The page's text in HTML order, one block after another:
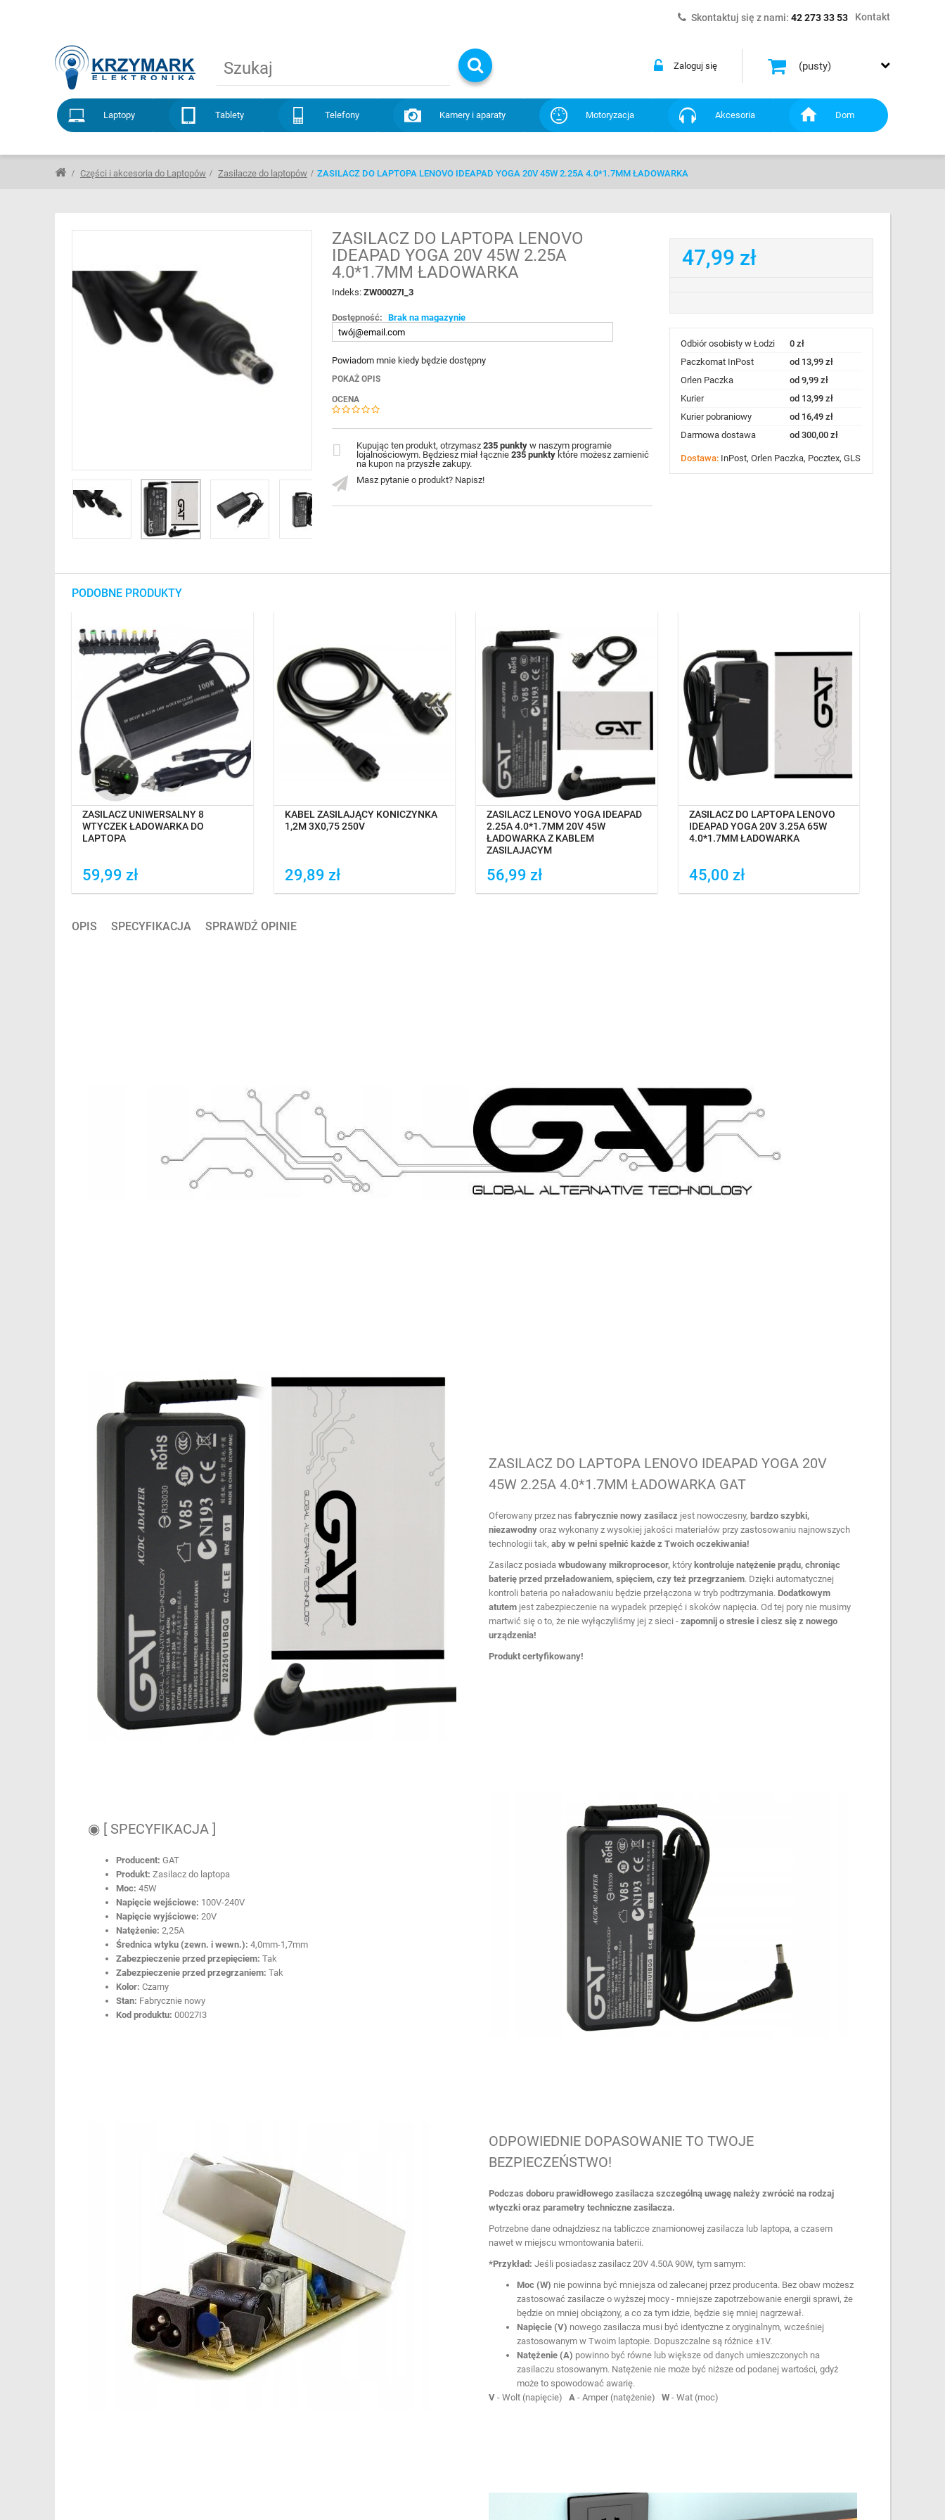
Kontakt
Skontaktuj się z nami: 42 273 33 53
(pusty)
Zaloguj się
Laptopy Tablety Telefony Kamery i aparaty Motoryzacja Akcesoria Dom
Części i akcesoria do Laptopów Zasilacze do laptopów ZASILACZ DO LAPTOPA LENOVO IDEAPAD YOGA 20V 45W 2.25A 4.0*1.7MM ŁADOWARKA
ZASILACZ DO LAPTOPA LENOVO
IDEAPAD YOGA 20V 45W 2.25A
4.0*1.7MM ŁADOWARKA
Indeks:ZW00027I_3
Dostępność: Brak na magazynie
Powiadom mnie kiedy będzie dostępny
POKAŻ OPIS
OCENA
Masz pytanie o produkt? Napisz!
Kupując ten produkt, otrzymasz235 punkty w naszym programie
lojalnościowym. Będziesz miał łącznie235 punkty które możesz zamienić
na kupon na przyszłe zakupy.
47,99 zł
Odbiór osobisty w Łodzi
0 zł
Paczkomat InPost
od 13,99 zł
Orlen Paczka
od 9,99 zł
Kurier
od 13,99 zł
Kurier pobraniowy
od 16,49 zł
Darmowa dostawa
od 300,00 zł
Dostawa: InPost, Orlen Paczka, Pocztex, GLS
PODOBNE PRODUKTY
ZASILACZ UNIWERSALNY 8
WTYCZEK ŁADOWARKA DO
LAPTOPA
59,99 zł
NA MAGAZYNIE
Dodaj do porówania
KABEL ZASILAJĄCY KONICZYNKA
1,2M 3X0,75 250V
29,89 zł
NA MAGAZYNIE
Dodaj do porówania
ZASILACZ LENOVO YOGA IDEAPAD
2.25A 4.0*1.7MM 20V 45W
ŁADOWARKA Z KABLEM
ZASILAJĄCYM
56,99 zł
OCZEKIWANIE NA DOSTAWĘ
Dodaj do porówania
ZASILACZ DO LAPTOPA LENOVO
IDEAPAD YOGA 20V 3.25A 65W
4.0*1.7MM ŁADOWARKA
45,00 zł
OCZEKIWANIE NA DOSTAWĘ
Dodaj do porówania
OPIS SPECYFIKACJA SPRAWDŹ OPINIE
ZASILACZ DO LAPTOPA LENOVO IDEAPAD YOGA 20V
45W 2.25A 4.0*1.7MM ŁADOWARKA GAT
Oferowany przez nas fabrycznie nowy zasilaczjest nowoczesny, bardzo szybki,
niezawodnyoraz wykonany z wysokiej jakości materiałów przy zastosowaniu najnowszych
technologii tak, aby w pełni spełnić każde z Twoich oczekiwania!
Zasilacz posiada wbudowany mikroprocesor,który kontroluje natężenie prądu, chroniąc
baterię przed przeładowaniem, spięciem, czy też przegrzaniem. Dzięki automatycznej
kontroli bateria po naładowaniu będzie przełączona w tryb podtrzymania. Dodatkowym
atutemjest zabezpieczenie na wypadek przepięć i skoków napięcia. Od tej pory nie musimy
martwić się o to, że nie wyłączyliśmy jej z sieci - zapomnij o stresie i ciesz się z nowego
urządzenia!
Produkt certyfikowany!
◉ [ SPECYFIKACJA ]
Producent: GAT
Produkt: Zasilacz do laptopa
Moc: 45W
Napięcie wejściowe: 100V-240V
Napięcie wyjściowe: 20V
Natężenie: 2,25A
Średnica wtyku (zewn. i wewn.): 4,0mm-1,7mm
Zabezpieczenie przed przepięciem: Tak
Zabezpieczenie przed przegrzaniem: Tak
Kolor: Czarny
Stan: Fabrycznie nowy
Kod produktu: 00027I3
ODPOWIEDNIE DOPASOWANIE TO TWOJE
BEZPIECZEŃSTWO!
Podczas doboru prawidłowego zasilacza szczególną uwagę należy zwrócić na rodzaj
wtyczki oraz parametry techniczne zasilacza.
Potrzebne dane odnajdziesz na tabliczce znamionowej zasilacza lub laptopa, a czasem
nawet w miejscu wmontowania baterii.
*Przykład: Jeśli posiadasz zasilacz 20V 4.50A 90W, tym samym:
Moc (W) nie powinna być mniejsza od zalecanej przez producenta. Bez obaw możesz
zastosować zasilacze o wyższej mocy - mniejsze zapotrzebowanie energii sprawi, że
będzie on mniej obciążony, a co za tym idzie, będzie się mniej nagrzewał.
Napięcie (V) nowego zasilacza musi być identyczne z oryginalnym, wcześniej
zastosowanym w Twoim laptopie. Dopuszczalne są różnice ±1V.
Natężenie (A) powinno być równe lub większe od danych umieszczonych na
zasilaczu stosowanym. Natężenie nie może być niższe od podanej wartości, gdyż
może to spowodować awarię.
V- Wolt (napięcie) A - Amper (natężenie) W- Wat (moc)